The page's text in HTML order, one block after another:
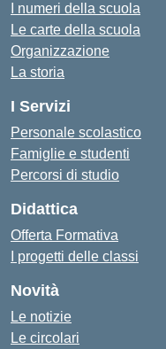
I numeri della scuola
Le carte della scuola
Organizzazione
La storia
I Servizi
Personale scolastico
Famiglie e studenti
Percorsi di studio
Didattica
Offerta Formativa
I progetti delle classi
Novità
Le notizie
Le circolari